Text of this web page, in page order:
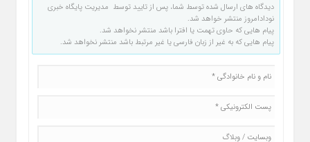
دیدگاه های ارسال شده توسط شما، پس از تایید توسط مدیریت پایگاه خبری
نودادامروز منتشر خواهد شد.
پیام هایی که حاوی تهمت یا افترا باشد منتشر نخواهد شد.
پیام هایی که به غیر از زبان فارسی یا غیر مرتبط باشد منتشر نخواهد شد.